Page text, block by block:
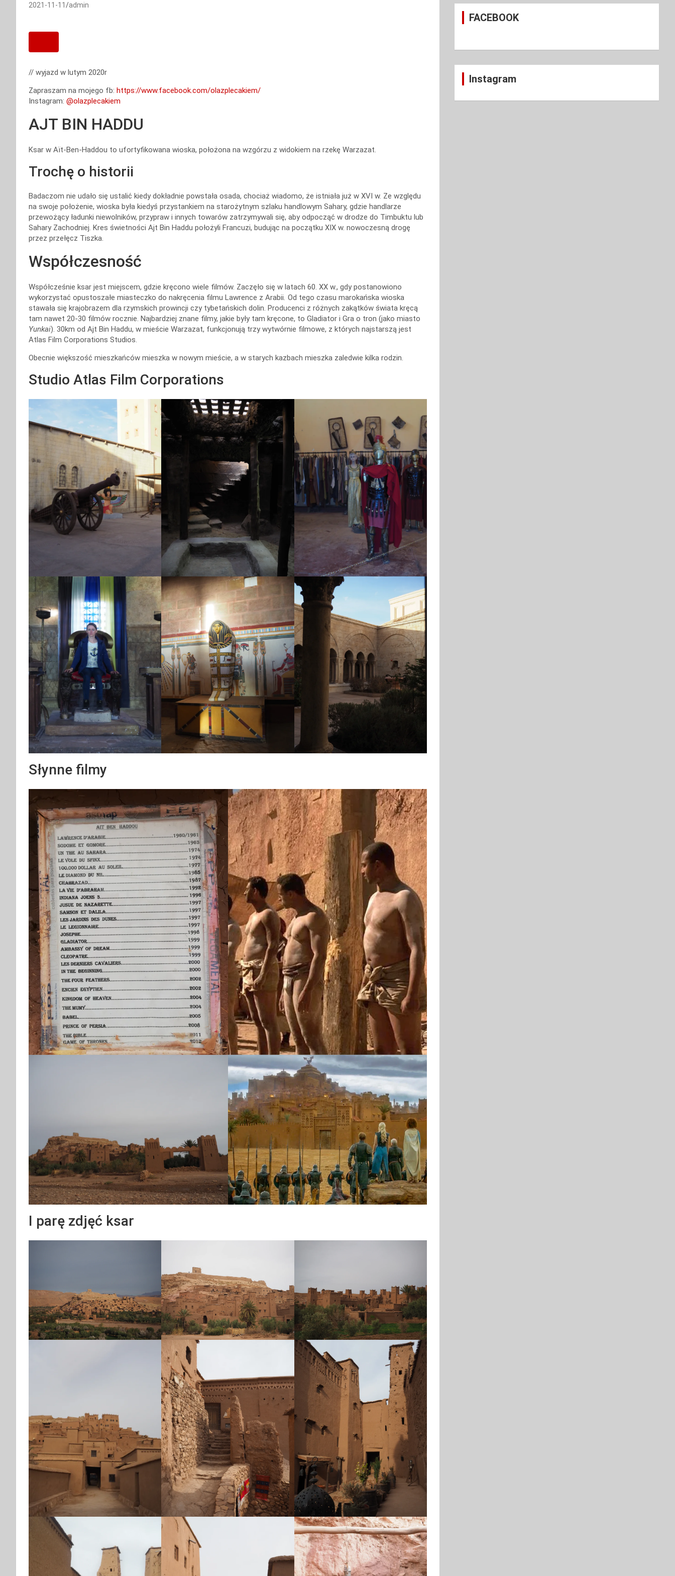
2021-11-11 admin
// wyjazd w lutym 2020r
Zapraszam na mojego fb: https://www.facebook.com/olazplecakiem/
Instagram: @olazplecakiem
AJT BIN HADDU
Ksar w Aït-Ben-Haddou to ufortyfikowana wioska, położona na wzgórzu z widokiem na rzekę Warzazat.
Trochę o historii
Badaczom nie udało się ustalić kiedy dokładnie powstała osada, chociaż wiadomo, że istniała już w XVI w. Ze względu
na swoje położenie, wioska była kiedyś przystankiem na starożytnym szlaku handlowym Sahary, gdzie handlarze
przewożący ładunki niewolników, przypraw i innych towarów zatrzymywali się, aby odpocząć w drodze do Timbuktu lub
Sahary Zachodniej. Kres świetności Ajt Bin Haddu położyli Francuzi, budując na początku XIX w. nowoczesną drogę
przez przełęcz Tiszka.
Współczesność
Współcześnie ksar jest miejscem, gdzie kręcono wiele filmów. Zaczęło się w latach 60. XX w., gdy postanowiono
wykorzystać opustoszałe miasteczko do nakręcenia filmu Lawrence z Arabii. Od tego czasu marokańska wioska
stawała się krajobrazem dla rzymskich prowincji czy tybetańskich dolin. Producenci z różnych zakątków świata kręcą
tam nawet 20-30 filmów rocznie. Najbardziej znane filmy, jakie były tam kręcone, to Gladiator i Gra o tron (jako miasto
Yunkai). 30km od Ajt Bin Haddu, w mieście Warzazat, funkcjonują trzy wytwórnie filmowe, z których najstarszą jest
Atlas Film Corporations Studios.
Obecnie większość mieszkańców mieszka w nowym mieście, a w starych kazbach mieszka zaledwie kilka rodzin.
Studio Atlas Film Corporations
Słynne filmy
I parę zdjęć ksar
c
FACEBOOK
Instagram